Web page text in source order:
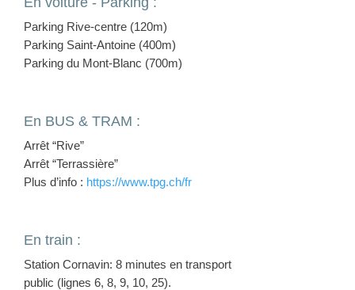
Parking Rive-centre (120m)
Parking Saint-Antoine (400m)
Parking du Mont-Blanc (700m)
En BUS & TRAM :
Arrêt “Rive”
Arrêt “Terrassière”
Plus d’info : https://www.tpg.ch/fr
En train :
Station Cornavin: 8 minutes en transport
public (lignes 6, 8, 9, 10, 25).